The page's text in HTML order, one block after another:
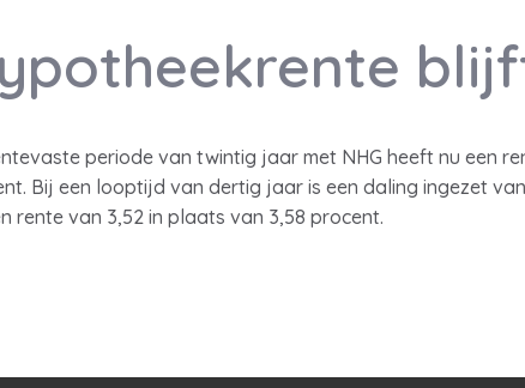
periode van twintig jaar met NHG heeft nu een
Bij een looptijd van dertig jaar is een daling ingezet
rente van 3,52 in plaats van 3,58 procent.